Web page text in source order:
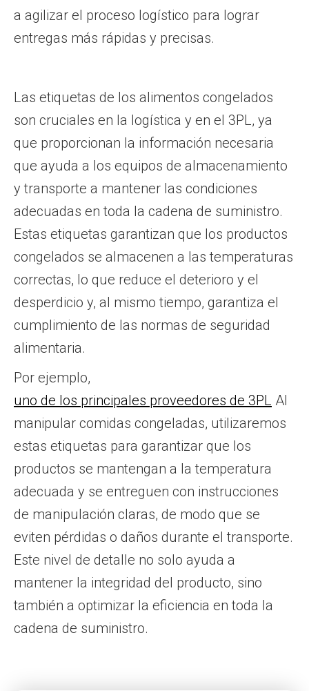
a agilizar el proceso logístico para lograr
entregas más rápidas y precisas.
Las etiquetas de los alimentos congelados
son cruciales en la logística y en el 3PL, ya
que proporcionan la información necesaria
que ayuda a los equipos de almacenamiento
y transporte a mantener las condiciones
adecuadas en toda la cadena de suministro.
Estas etiquetas garantizan que los productos
congelados se almacenen a las temperaturas
correctas, lo que reduce el deterioro y el
desperdicio y, al mismo tiempo, garantiza el
cumplimiento de las normas de seguridad
alimentaria.
Por ejemplo,
uno de los principales proveedores de 3PL Al
manipular comidas congeladas, utilizaremos
estas etiquetas para garantizar que los
productos se mantengan a la temperatura
adecuada y se entreguen con instrucciones
de manipulación claras, de modo que se
eviten pérdidas o daños durante el transporte.
Este nivel de detalle no solo ayuda a
mantener la integridad del producto, sino
también a optimizar la eficiencia en toda la
cadena de suministro.